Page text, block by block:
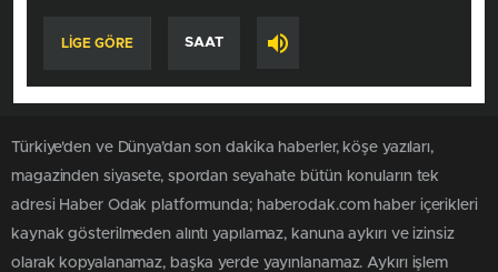
LİGE GÖRE SAAT
Türkiye'den ve Dünya’dan son dakika haberler, köşe yazıları,
magazinden siyasete, spordan seyahate bütün konuların tek
adresi Haber Odak platformunda; haberodak.com haber içerikleri
kaynak gösterilmeden alıntı yapılamaz, kanuna aykırı ve izinsiz
olarak kopyalanamaz, başka yerde yayınlanamaz. Aykırı işlem